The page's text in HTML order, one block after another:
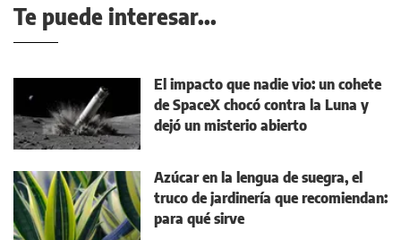
Te puede interesar...
El impacto que nadie vio: un cohete
de SpaceX chocó contra la Luna y
dejó un misterio abierto
Azúcar en la lengua de suegra, el
truco de jardinería que recomiendan:
para qué sirve